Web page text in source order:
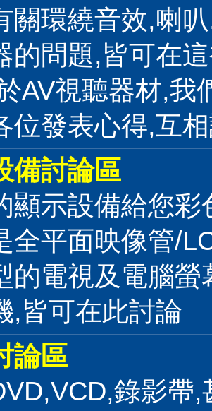
關環繞音效,喇
的問題,皆可在
AV視聽器材,我
位發表心得,互
備討論區
顯示設備給您彩
全平面映像管/
的電視及電腦螢
,皆可在此討論
論區
錄影帶,